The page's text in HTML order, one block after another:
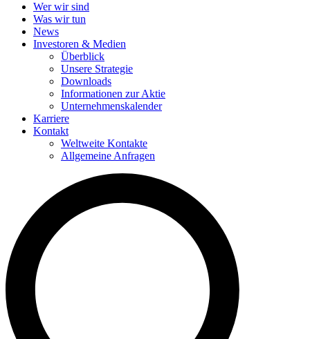
Wer wir sind
Was wir tun
News
Investoren & Medien
Überblick
Unsere Strategie
Downloads
Informationen zur Aktie
Unternehmenskalender
Karriere
Kontakt
Weltweite Kontakte
Allgemeine Anfragen